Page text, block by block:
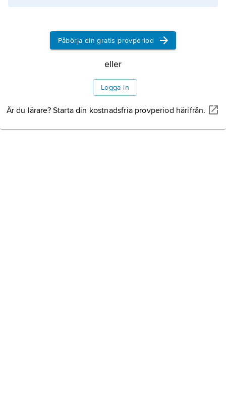
Påbörja din gratis provperiod
eller
Logga in
Är du lärare? Starta din kostnadsfria provperiod härifrån.